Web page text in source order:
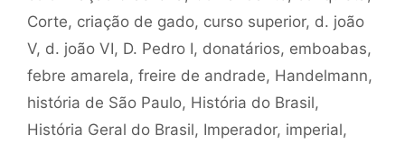
Corte, criação de gado, curso superior, d. joão
V, d. joão VI, D. Pedro I, donatários, emboabas,
febre amarela, freire de andrade, Handelmann,
história de São Paulo, História do Brasil,
História Geral do Brasil, Imperador, imperial,